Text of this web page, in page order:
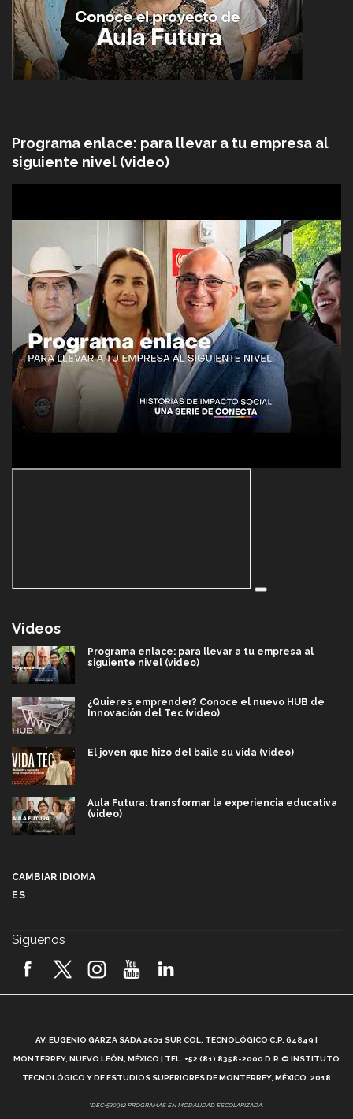
Programa enlace: para llevar a tu empresa al
siguiente nivel (video)
Videos
Programa enlace: para llevar a tu empresa al
siguiente nivel (video)
¿Quieres emprender? Conoce el nuevo HUB de
Innovación del Tec (video)
El joven que hizo del baile su vida (video)
Aula Futura: transformar la experiencia educativa
(video)
2026! (video)
¿Cómo es el Modelo Educativo Tec? (video)
Vida Tec: Feminismo e Inteligencia Artificial, Paola
CAMBIAR IDIOMA
ES
Síguenos
AV. EUGENIO GARZA SADA 2501 SUR COL. TECNOLÓGICO C.P. 64849 |
MONTERREY, NUEVO LEÓN, MÉXICO | TEL. +52 (81) 8358-2000 D.R.© INSTITUTO
TECNOLÓGICO Y DE ESTUDIOS SUPERIORES DE MONTERREY, MÉXICO. 2018
*DEC-520912 PROGRAMAS EN MODALIDAD ESCOLARIZADA.